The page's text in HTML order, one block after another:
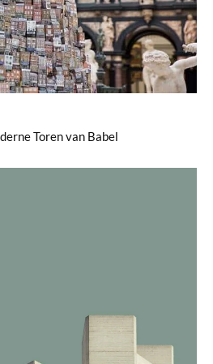
Toren van Babel